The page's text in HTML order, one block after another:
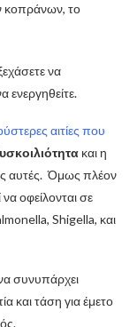
κοπράνων, το
να
ενεργηθείτε.
αιτίες που
και η
αυτές. Όμως πλέον
οφείλονται σε
Shigella, και
συνυπάρχει
και τάση για έμετο